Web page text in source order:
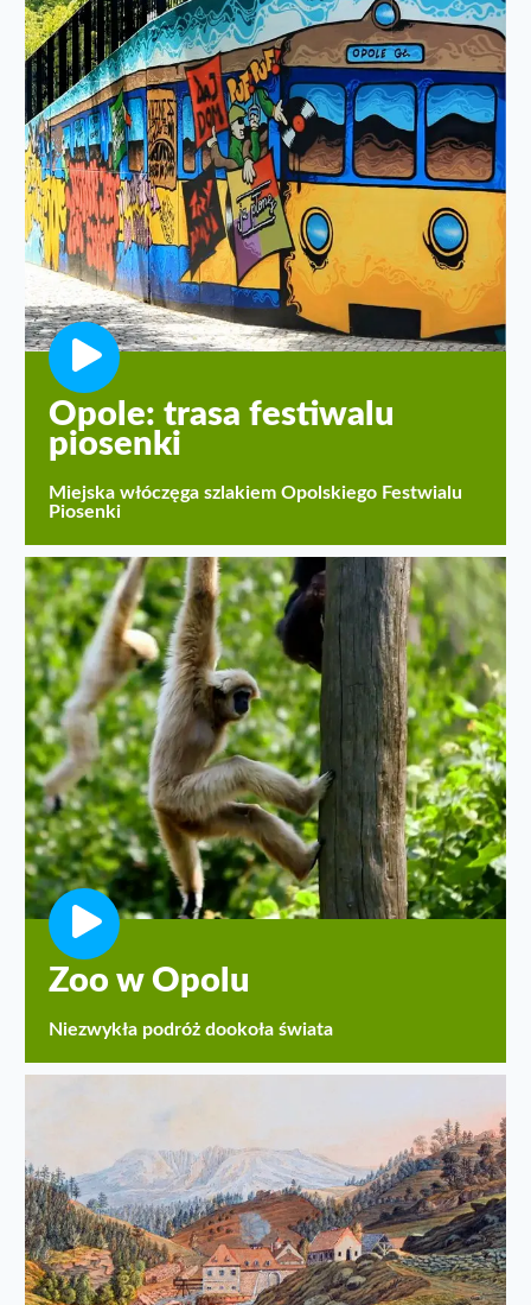
Opole: trasa festiwalu
piosenki
Miejska włóczęga szlakiem Opolskiego Festwialu
Piosenki
Zoo w Opolu
Niezwykła podróż dookoła świata